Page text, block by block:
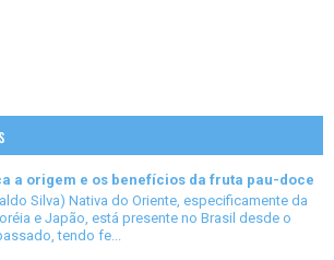
a origem e os benefícios da fruta pau-doce
Silva) Nativa do Oriente, especificamente da
e Japão, está presente no Brasil desde o
tendo fe...